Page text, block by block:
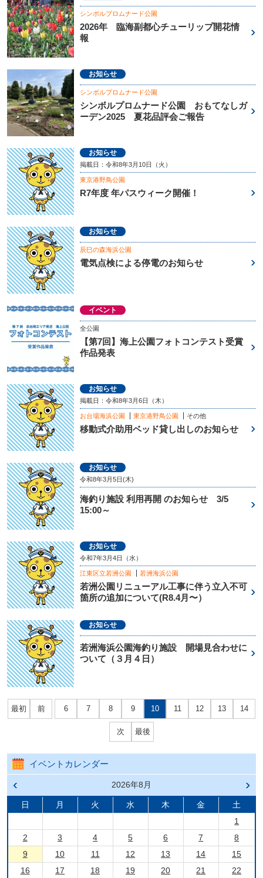
シンボルプロムナード公園
2026年 臨海副都心チューリップ開花情
報
お知らせ
シンボルプロムナード公園
シンボルプロムナード公園 おもてなしガ
ーデン2025 夏花品評会ご報告
お知らせ
掲載日：令和8年3月10日（火）
東京港野鳥公園
R7年度 年パスウィーク開催！
お知らせ
辰巳の森海浜公園
電気点検による停電のお知らせ
イベント
全公園
【第7回】海上公園フォトコンテスト受賞
作品発表
お知らせ
掲載日：令和8年3月6日（木）
お台場海浜公園 東京港野鳥公園 その他
移動式介助用ベッド貸し出しのお知らせ
お知らせ
令和8年3月5日(木)
海釣り施設 利用再開 のお知らせ 3/5
15:00～
お知らせ
令和7年3月4日（水）
江東区立若洲公園 若洲海浜公園
若洲公園リニューアル工事に伴う立入不可
箇所の追加について(R8.4月〜）
お知らせ
若洲海浜公園海釣り施設 開場見合わせに
ついて（３月４日）
最初 前 6 7 8 9 10 11 12 13 14
次 最後
イベントカレンダー
前の
戻る
2026年8月
次の
進む
日 月 火 水 木 金
土
1
2
3 4 5 6 7
8
9
10 11 12 13 14
15
16
17 18 19 20 21 22